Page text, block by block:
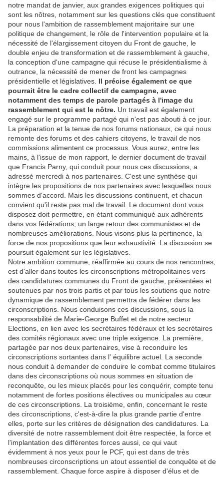
notre mandat de janvier, aux grandes exigences politiques qui
sont les nôtres, notamment sur les questions clés que constituent
pour nous l'ambition de rassemblement majoritaire sur une
politique de changement, le rôle de l'intervention populaire et la
nécessité de l'élargissement citoyen du Front de gauche, le
double enjeu de transformation et de rassemblement à gauche,
la conception d'une campagne qui récuse le présidentialisme à
outrance, la nécessité de mener de front les campagnes
présidentielle et législatives. Il précise également ce que
pourrait être le cadre collectif de campagne, avec
notamment des temps de parole partagés à l'image du
rassemblement qui est le nôtre. Un travail est également
engagé sur le programme partagé qui n'est pas abouti à ce jour.
La préparation et la tenue de nos forums nationaux, ce qui nous
remonte des forums et des cahiers citoyens, le travail de nos
commissions alimentent ce processus. Vous aurez, entre les
mains, à l'issue de mon rapport, le dernier document de travail
que Francis Parny, qui conduit pour nous ces discussions, a
adressé mercredi à nos partenaires. C'est une synthèse qui
intègre les propositions de nos partenaires avec lesquelles nous
sommes d'accord. Mais les discussions continuent, et chacun
convient qu'il reste pas mal de travail. Le document dont vous
disposez doit permettre, en étant communiqué aux adhérents
dans vos fédérations, un large retour des communistes et de
nombreuses améliorations. Nous visons plus la pertinence, la
force de nos propositions que leur exhaustivité. La discussion se
poursuit également sur les législatives.
Notre ambition commune, réaffirmée au cours de nos rencontres,
est d'aller dans toutes les circonscriptions métropolitaines vers
des candidatures communes du Front de gauche, présentées et
soutenues par nos trois partis et par tous les soutiens que notre
dynamique de rassemblement permettra de fédérer dans les
circonscriptions. Nous conduisons ces discussions, sous la
responsabilité de Marie-George Buffet et de notre secteur
Elections, en lien avec les secrétaires fédéraux et les secrétaires
des comités régionaux avec une triple exigence. La première,
partagée par nos deux partenaires, vise à reconduire les
circonscriptions sortantes dans l' équilibre actuel. La seconde
nous conduit à demander de conduire le combat comme titulaires
dans des circonscriptions où nous sommes en situation de
reconquête, ou les mieux placés pour les conquérir, compte tenu
notamment de fortes positions électives ou municipales au cœur
de ces circonscriptions. La troisième, enfin, concernant le reste
des circonscriptions, c'est-à-dire la plus grande partie d'entre
elles, porte sur les critères de désignation des candidatures. La
diversité de notre rassemblement doit être respectée, la force et
l'implantation des différentes forces aussi, ce qui vaut
évidemment à nos yeux pour le PCF, qui est dans de très
nombreuses circonscriptions un atout essentiel de conquête et de
rassemblement. Chaque force aspire à disposer d'élus et de